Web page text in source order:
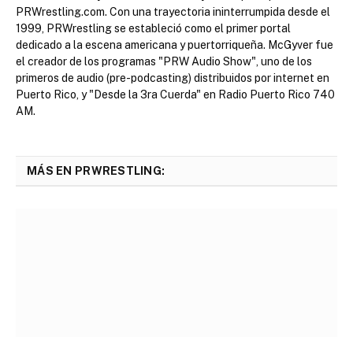
PRWrestling.com. Con una trayectoria ininterrumpida desde el
1999, PRWrestling se estableció como el primer portal
dedicado a la escena americana y puertorriqueña. McGyver fue
el creador de los programas "PRW Audio Show", uno de los
primeros de audio (pre-podcasting) distribuidos por internet en
Puerto Rico, y "Desde la 3ra Cuerda" en Radio Puerto Rico 740
AM.
MÁS EN PRWRESTLING: